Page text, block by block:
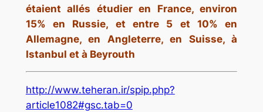
étaient allés étudier en France, environ
15% en Russie, et entre 5 et 10% en
Allemagne, en Angleterre, en Suisse, à
Istanbul et à Beyrouth
http://www.teheran.ir/spip.php?
article1082#gsc.tab=0